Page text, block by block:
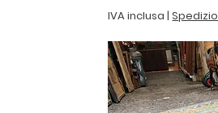
IVA inclusa |